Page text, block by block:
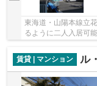
東海道・山陽本線立
るように二人入居可
ゆとりのある生活が
賃貸 | マンション
ル